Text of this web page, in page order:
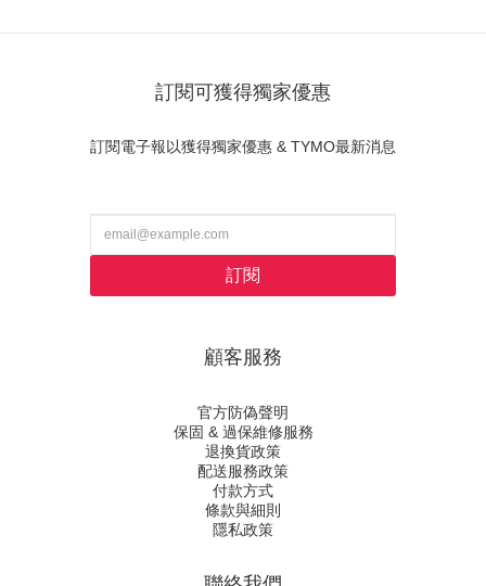
訂閱可獲得獨家優惠
訂閱電子報以獲得獨家優惠 & TYMO最新消息
訂閱
顧客服務
官方防偽聲明
保固 & 過保維修服務
退換貨政策
配送服務政策
付款方式
條款與細則
隱私政策